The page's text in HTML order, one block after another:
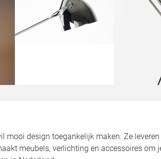
mooi design toegankelijk maken. Ze
meubels, verlichting en accessoires